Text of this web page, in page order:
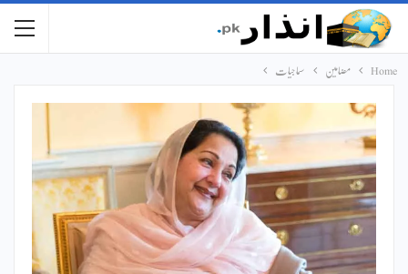
Home مضامین سماجیات